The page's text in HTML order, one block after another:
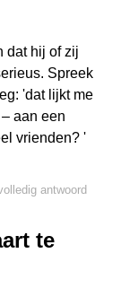
dat hij of zij
Spreek
'dat lijkt me
aan een
vrienden? '
antwoord
te